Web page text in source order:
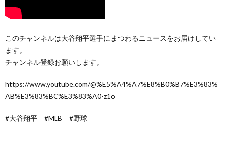
このチャンネルは大谷翔平選手にまつわるニュースをお届けしてい
ます。
チャンネル登録お願いします。
https://www.youtube.com/@%E5%A4%A7%E8%B0%B7%E3%83%
AB%E3%83%BC%E3%83%A0-z1o
#大谷翔平 #MLB #野球